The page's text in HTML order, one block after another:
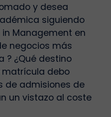
y desea
siguiendo
Management en
negocios más
? ¿Qué destino
matrícula debo
de admisiones de
un vistazo al coste